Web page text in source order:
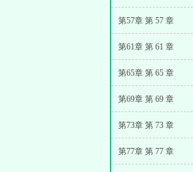
第57章 第 57 章
第61章 第 61 章
第65章 第 65 章
第69章 第 69 章
第73章 第 73 章
第77章 第 77 章